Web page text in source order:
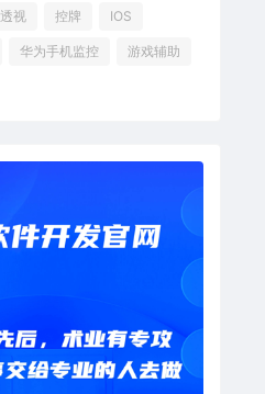
透视 控牌 IOS
华为手机监控 游戏辅助